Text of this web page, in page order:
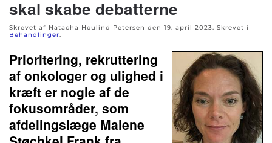
skal skabe debatterne
Skrevet af Natacha Houlind Petersen den 19. april 2023. Skrevet i
Behandlinger.
Prioritering, rekruttering
af onkologer og ulighed i
kræft er nogle af de
fokusområder, som
afdelingslæge Malene